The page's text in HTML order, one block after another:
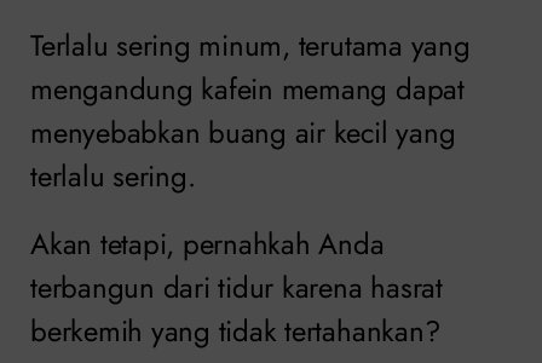
Terlalu sering minum, terutama yang
mengandung kafein memang dapat
menyebabkan buang air kecil yang
terlalu sering.
Akan tetapi, pernahkah Anda
terbangun dari tidur karena hasrat
berkemih yang tidak tertahankan?